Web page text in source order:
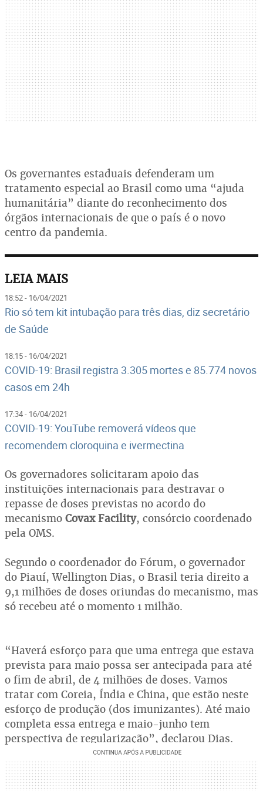
Os governantes estaduais defenderam um
tratamento especial ao Brasil como uma “ajuda
humanitária” diante do reconhecimento dos
órgãos internacionais de que o país é o novo
centro da pandemia.
LEIA MAIS
18:52 - 16/04/2021
Rio só tem kit intubação para três dias, diz secretário
de Saúde
18:15 - 16/04/2021
COVID-19: Brasil registra 3.305 mortes e 85.774 novos
casos em 24h
17:34 - 16/04/2021
COVID-19: YouTube removerá vídeos que
recomendem cloroquina e ivermectina
Os governadores solicitaram apoio das
instituições internacionais para destravar o
repasse de doses previstas no acordo do
mecanismo Covax Facility, consórcio coordenado
pela OMS.
Segundo o coordenador do Fórum, o governador
do Piauí, Wellington Dias, o Brasil teria direito a
9,1 milhões de doses oriundas do mecanismo, mas
só recebeu até o momento 1 milhão.
“Haverá esforço para que uma entrega que estava
prevista para maio possa ser antecipada para até
o fim de abril, de 4 milhões de doses. Vamos
tratar com Coreia, Índia e China, que estão neste
esforço de produção (dos imunizantes). Até maio
completa essa entrega e maio-junho tem
perspectiva de regularização”, declarou Dias.